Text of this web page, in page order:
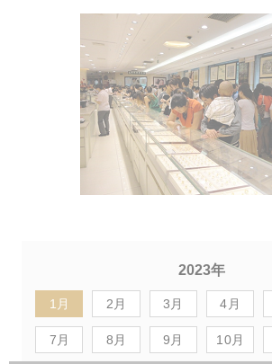
2023年
1月 2月 3月 4月
7月 8月 9月 10月